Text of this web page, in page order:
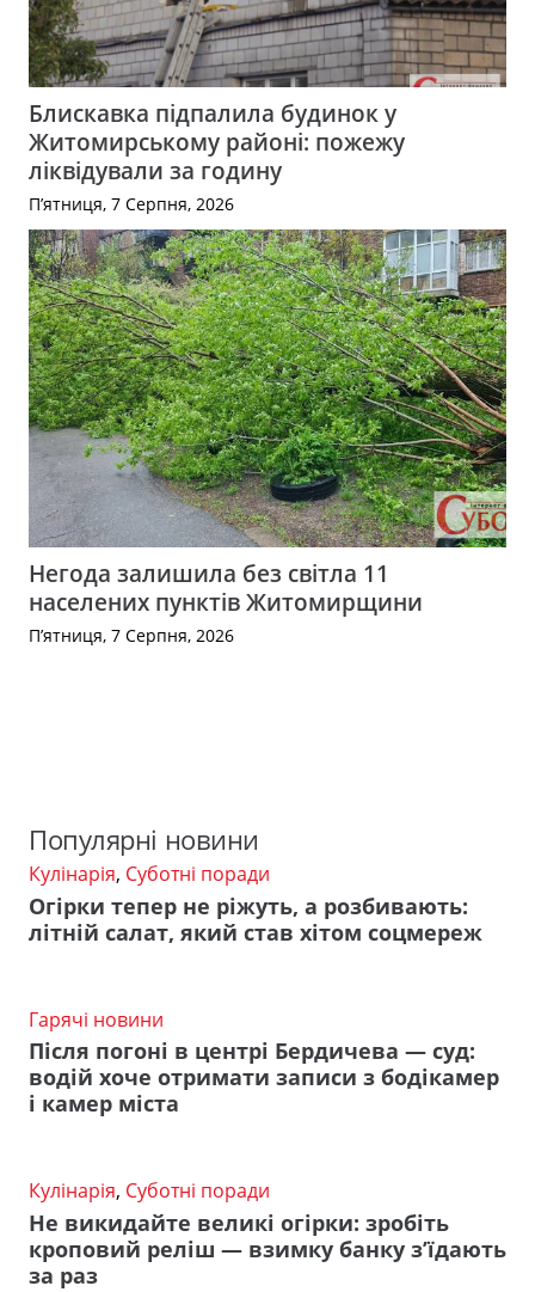
Блискавка підпалила будинок у
Житомирському районі: пожежу
ліквідували за годину
П’ятниця, 7 Серпня, 2026
Негода залишила без світла 11
населених пунктів Житомирщини
П’ятниця, 7 Серпня, 2026
Популярні новини
Кулінарія, Суботні поради
Огірки тепер не ріжуть, а розбивають:
літній салат, який став хітом соцмереж
Гарячі новини
Після погоні в центрі Бердичева — суд:
водій хоче отримати записи з бодікамер
і камер міста
Кулінарія, Суботні поради
Не викидайте великі огірки: зробіть
кроповий реліш — взимку банку з’їдають
за раз